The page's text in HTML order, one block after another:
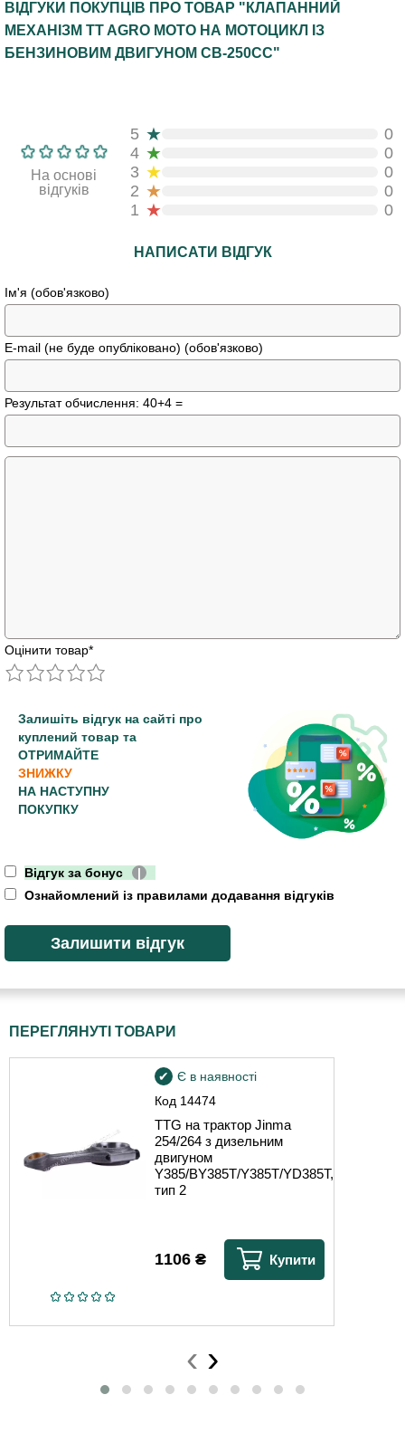
ВІДГУКИ ПОКУПЦІВ ПРО ТОВАР "КЛАПАННИЙ
МЕХАНІЗМ TT AGRO MOTO НА МОТОЦИКЛ ІЗ
БЕНЗИНОВИМ ДВИГУНОМ CB-250СС"
На основі
відгуків
5 ★
0
4 ★
0
3 ★
0
2 ★
0
1 ★ 0
НАПИСАТИ ВІДГУК
Ім'я (обов'язково)
E-mail (не буде опубліковано) (обов'язково)
Результат обчислення: 40+4 =
Оцінити товар*
Залишіть відгук на сайті про
куплений товар та
ОТРИМАЙТЕ
ЗНИЖКУ
НА НАСТУПНУ
ПОКУПКУ
Відгук за бонус
|
Ознайомлений із правилами додавання відгуків
ПЕРЕГЛЯНУТІ ТОВАРИ
Код 14474
Є в наявності
TTG на трактор Jinma
254/264 з дизельним
двигуном
Y385/BY385T/Y385T/YD385T,
тип 2
1106 ₴ Купити
‹ ›